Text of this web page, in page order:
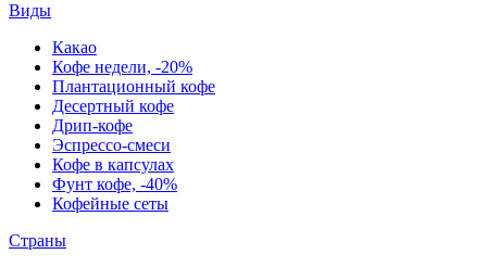
Виды
Какао
Кофе недели, -20%
Плантационный кофе
Десертный кофе
Дрип-кофе
Эспрессо-смеси
Кофе в капсулах
Фунт кофе, -40%
Кофейные сеты
Страны